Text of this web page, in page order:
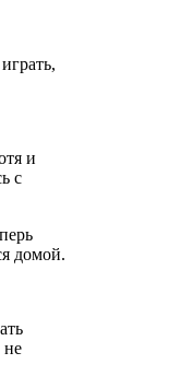
и
с
домой.
не